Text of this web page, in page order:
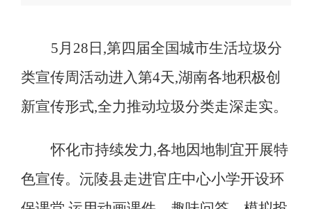
5月 28 日,第四届全国城市生活垃圾分
类宣传周活动进入第4天,湖南各地积极创
新宣传形式,全力推动垃圾分类走深走实。
怀化市持续发力,各地因地制宜开展特
色宣传。沅陵县走进官庄中心小学开设环